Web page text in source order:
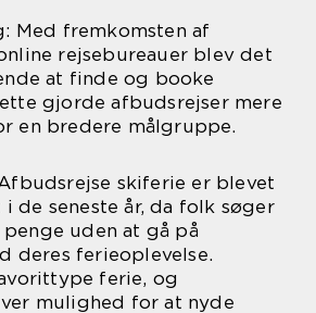
Med fremkomsten af
rejsebureauer blev det
at finde og booke
gjorde afbudsrejser mere
en bredere målgruppe.
skiferie er blevet
de seneste år, da folk søger
uden at gå på
deres ferieoplevelse.
ferie, og
mulighed for at nyde